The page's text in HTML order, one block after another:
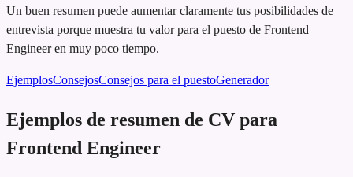
Un buen resumen puede aumentar claramente tus posibilidades de
entrevista porque muestra tu valor para el puesto de Frontend
Engineer en muy poco tiempo.
EjemplosConsejosConsejos para el puestoGenerador
Ejemplos de resumen de CV para
Frontend Engineer